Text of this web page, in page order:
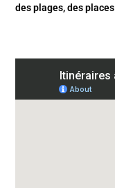
des plages, des